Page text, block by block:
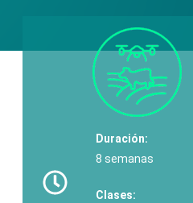
Duración:
8 semanas
Clases: